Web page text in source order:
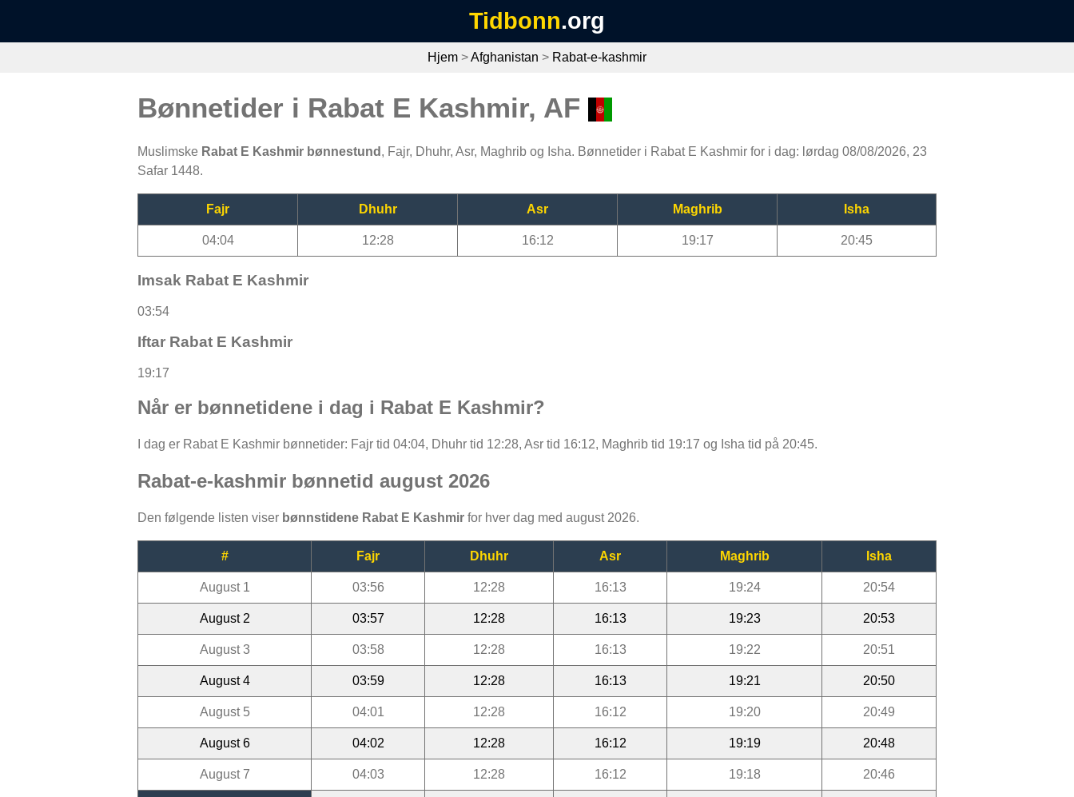
Tidbonn.org
Hjem >Afghanistan > Rabat-e-kashmir
Bønnetider i Rabat E Kashmir, AF
Muslimske Rabat E Kashmir bønnestund , Fajr, Dhuhr, Asr, Maghrib og Isha. Bønnetider i Rabat E Kashmir for i dag: lørdag 08/08/2026, 23
Safar 1448.
Fajr Dhuhr Asr Maghrib Isha
04:04 12:28 16:12 19:17 20:45
Imsak Rabat E Kashmir
03:54
Iftar Rabat E Kashmir
19:17
Når er bønnetidene i dag i Rabat E Kashmir?
I dag er Rabat E Kashmir bønnetider: Fajr tid 04:04, Dhuhr tid 12:28, Asr tid 16:12, Maghrib tid 19:17 og Isha tid på 20:45.
Rabat-e-kashmir bønnetid august 2026
Den følgende listen viser bønnstidene Rabat E Kashmir for hver dag med august 2026.
# Fajr Dhuhr Asr Maghrib Isha
August 1 03:56 12:28 16:13 19:24 20:54
August 2 03:57 12:28 16:13 19:23 20:53
August 3 03:58 12:28 16:13 19:22 20:51
August 4 03:59 12:28 16:13 19:21 20:50
August 5 04:01 12:28 16:12 19:20 20:49
August 6 04:02 12:28 16:12 19:19 20:48
August 7 04:03 12:28 16:12 19:18 20:46